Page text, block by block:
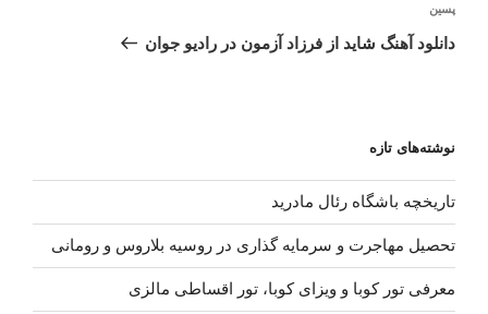
نوشته‌ٔ
بعدی
پسین
دانلود آهنگ شاید از فرزاد آزمون در رادیو جوان
نوشته‌های تازه
تاریخچه باشگاه رئال مادرید
تحصیل مهاجرت و سرمایه گذاری در روسیه بلاروس و رومانی
معرفی تور کوبا و ویزای کوبا، تور اقساطی مالزی